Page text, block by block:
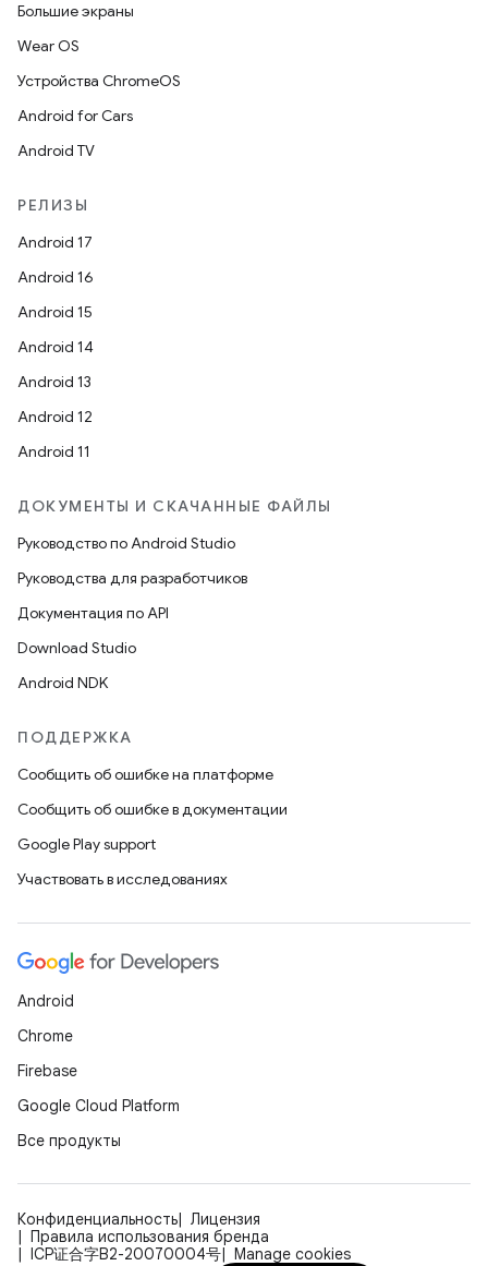
Большие экраны
Wear OS
Устройства ChromeOS
Android for Cars
Android TV
РЕЛИЗЫ
Android 17
Android 16
Android 15
Android 14
Android 13
Android 12
Android 11
ДОКУМЕНТЫ И СКАЧАННЫЕ ФАЙЛЫ
Руководство по Android Studio
Руководства для разработчиков
Документация по API
Download Studio
Android NDK
ПОДДЕРЖКА
Сообщить об ошибке на платформе
Сообщить об ошибке в документации
Google Play support
Участвовать в исследованиях
Android
Chrome
Firebase
Google Cloud Platform
Все продукты
Конфиденциальность
Лицензия
Правила использования бренда
ICP证合字B2-20070004号
Manage cookies